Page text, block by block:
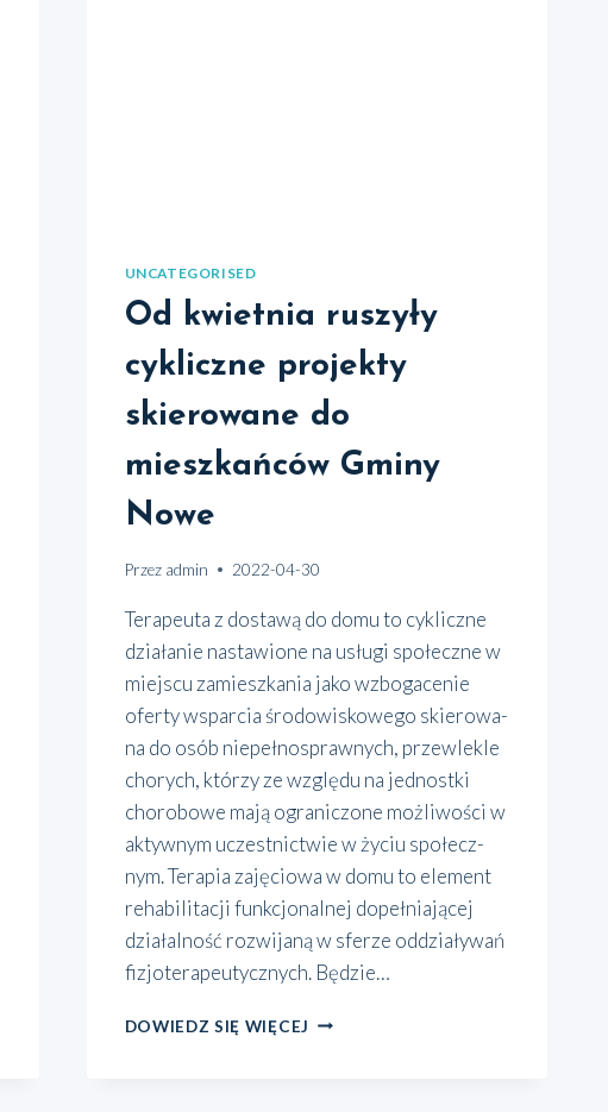
UNCATEGORISED
Od kwietnia ruszyły
cykliczne projekty
skierowane do
mieszkańców Gminy
Nowe
Przez admin 2022-04-30
Tera­peu­ta z dosta­wą do domu to cyklicz­ne
dzia­ła­nie nasta­wio­ne na usłu­gi spo­łecz­ne w
miej­scu zamiesz­ka­nia jako wzbo­ga­ce­nie
ofer­ty wspar­cia śro­do­wi­sko­we­go skie­ro­wa­
na do osób nie­peł­no­spraw­nych, prze­wle­kle
cho­rych, któ­rzy ze wzglę­du na jed­nost­ki
cho­ro­bo­we mają ogra­ni­czo­ne moż­li­wo­ści w
aktyw­nym uczest­nic­twie w życiu spo­łecz­
nym. Tera­pia zaję­cio­wa w domu to ele­ment
reha­bi­li­ta­cji funk­cjo­nal­nej dopeł­nia­ją­cej
dzia­łal­ność roz­wi­ja­ną w sfe­rze oddzia­ły­wań
fizjo­te­ra­peu­tycz­nych. Będzie…
DOWIEDZ SIĘ WIĘCEJ OD